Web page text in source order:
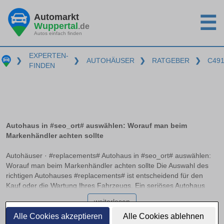
Alle Cookies akzeptieren Alle Cookies ablehnen
Automarkt
Wuppertal.de
Autos einfach finden ☰
❯
EXPERTEN-
FINDEN
❯ AUTOHÄUSER ❯ RATGEBER ❯
Autohaus in #seo_ort# auswählen: Worauf man beim
Markenhändler achten sollte
Autohäuser · #replacements# Autohaus in #seo_ort# auswählen:
Worauf man beim Markenhändler achten sollte Die Auswahl des
richtigen Autohauses #replacements# ist entscheidend für den
Kauf oder die Wartung Ihres Fahrzeugs. Ein seriöses Autohaus
zeichnet sich durch Transparenz, Fachkompetenz und
Zuverlässigkeit aus. Doch wie unterscheidet man zwischen einem
Vertragshändler, autorisierten Servicepartnern und freien
weiterlesen